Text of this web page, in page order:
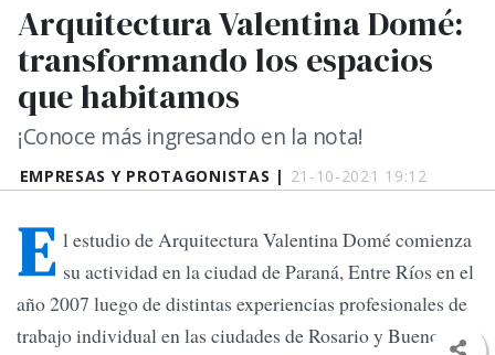
EMPRESAS Y PROTAGONISTAS | 21-10-2021 19:12
Arquitectura Valentina Domé:
transformando los espacios
que habitamos
¡Conoce más ingresando en la nota!
E l estudio de Arquitectura Valentina Domé comienza
su actividad en la ciudad de Paraná, Entre Ríos en el
año 2007 luego de distintas experiencias profesionales de
trabajo individual en las ciudades de Rosario y Buenos